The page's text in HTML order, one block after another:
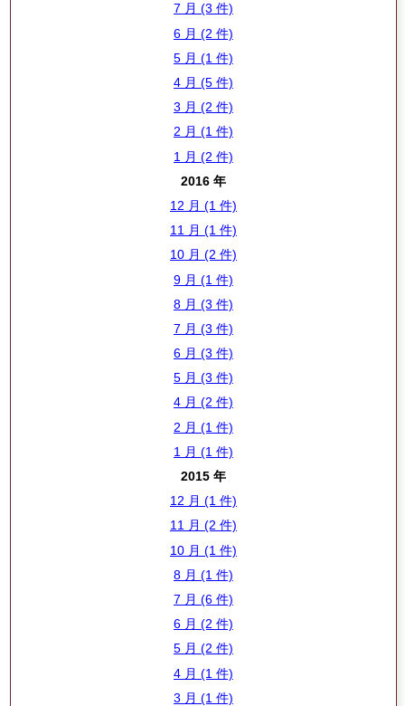
7 月 (3 件)
6 月 (2 件)
5 月 (1 件)
4 月 (5 件)
3 月 (2 件)
2 月 (1 件)
1 月 (2 件)
2016 年
12 月 (1 件)
11 月 (1 件)
10 月 (2 件)
9 月 (1 件)
8 月 (3 件)
7 月 (3 件)
6 月 (3 件)
5 月 (3 件)
4 月 (2 件)
2 月 (1 件)
1 月 (1 件)
2015 年
12 月 (1 件)
11 月 (2 件)
10 月 (1 件)
8 月 (1 件)
7 月 (6 件)
6 月 (2 件)
5 月 (2 件)
4 月 (1 件)
3 月 (1 件)